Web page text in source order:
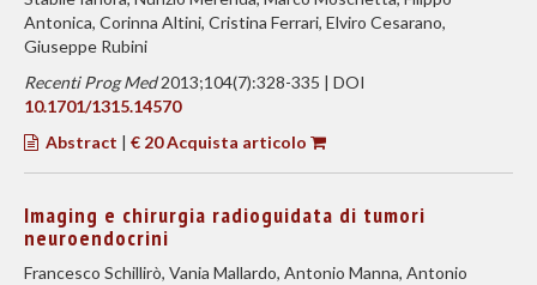
Antonica, Corinna Altini, Cristina Ferrari, Elviro Cesarano,
Giuseppe Rubini
Recenti Prog Med2013;104(7):328-335 | DOI
10.1701/1315.14570
Abstract | € 20 Acquista articolo
Imaging e chirurgia radioguidata di tumori
neuroendocrini
Francesco Schillirò, Vania Mallardo, Antonio Manna, Antonio